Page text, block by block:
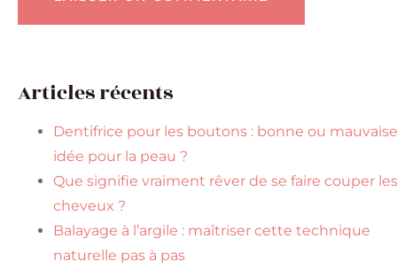
Articles récents
Dentifrice pour les boutons : bonne ou mauvaise
idée pour la peau ?
Que signifie vraiment rêver de se faire couper les
cheveux ?
Balayage à l’argile : maîtriser cette technique
naturelle pas à pas